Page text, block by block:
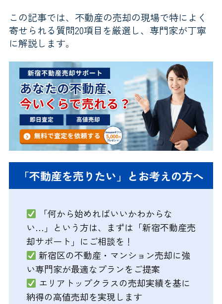
この記事では、不動産の売却の現場で特によく
寄せられる質問20項目を厳選し、専門家が丁寧
に解説します。
「不動産を売りたい」とお考えの方へ
「何から始めればいいかわからな
い…」という方は、まずは「新宿不動産売
却サポート」にご相談を！
新宿区の不動産・マンション売却に強
い専門家が最適なプランをご提案
エリアトップクラスの売却実績を基に
納得の高値売却を実現します